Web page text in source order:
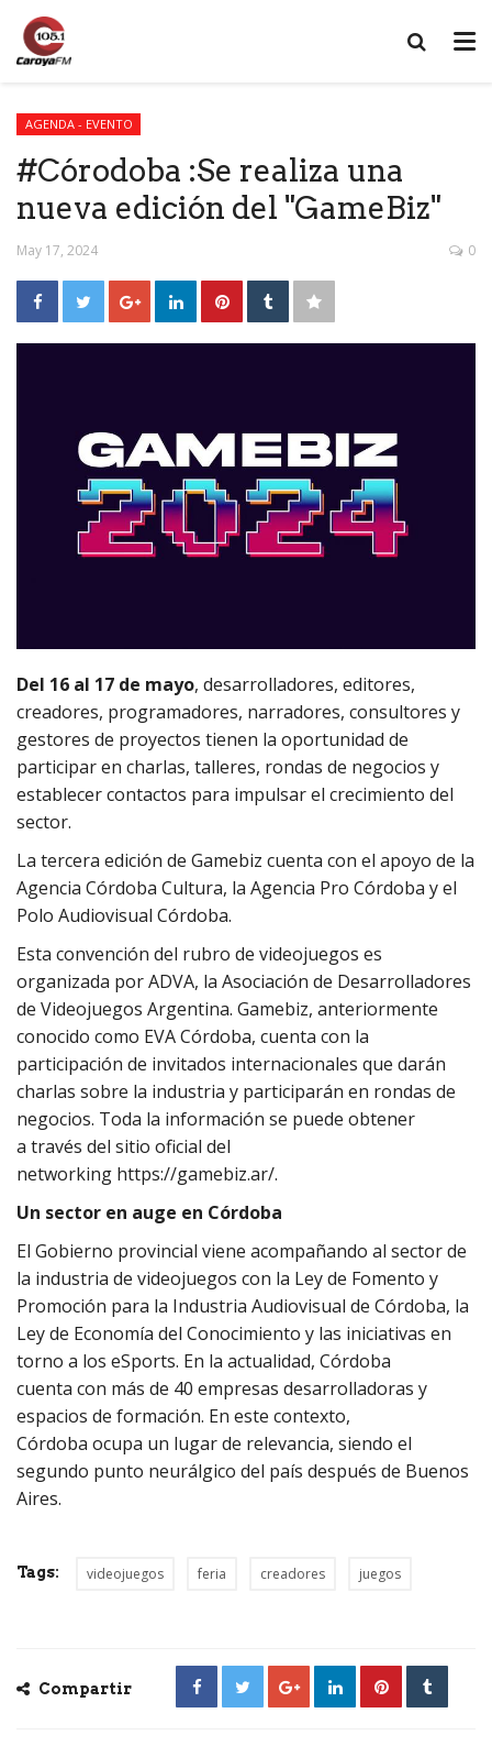
AGENDA - EVENTO
#Córodoba :Se realiza una
nueva edición del "GameBiz"
May 17, 2024 0
Del 16 al 17 de mayo, desarrolladores, editores,
creadores, programadores, narradores, consultores y
gestores de proyectos tienen la oportunidad de
participar en charlas, talleres, rondas de negocios y
establecer contactos para impulsar el crecimiento del
sector.
La tercera edición de Gamebiz cuenta con el apoyo de la
Agencia Córdoba Cultura, la Agencia Pro Córdoba y el
Polo Audiovisual Córdoba.
Esta convención del rubro de videojuegos es
organizada por ADVA, la Asociación de Desarrolladores
de Videojuegos Argentina. Gamebiz, anteriormente
conocido como EVA Córdoba, cuenta con la
participación de invitados internacionales que darán
charlas sobre la industria y participarán en rondas de
negocios. Toda la información se puede obtener
a través del sitio oficial del
networking https://gamebiz.ar/.
Un sector en auge en Córdoba
El Gobierno provincial viene acompañando al sector de
la industria de videojuegos con la Ley de Fomento y
Promoción para la Industria Audiovisual de Córdoba, la
Ley de Economía del Conocimiento y las iniciativas en
torno a los eSports. En la actualidad, Córdoba
cuenta con más de 40 empresas desarrolladoras y
espacios de formación. En este contexto,
Córdoba ocupa un lugar de relevancia, siendo el
segundo punto neurálgico del país después de Buenos
Aires.
Tags: videojuegos feria creadores juegos
Compartir